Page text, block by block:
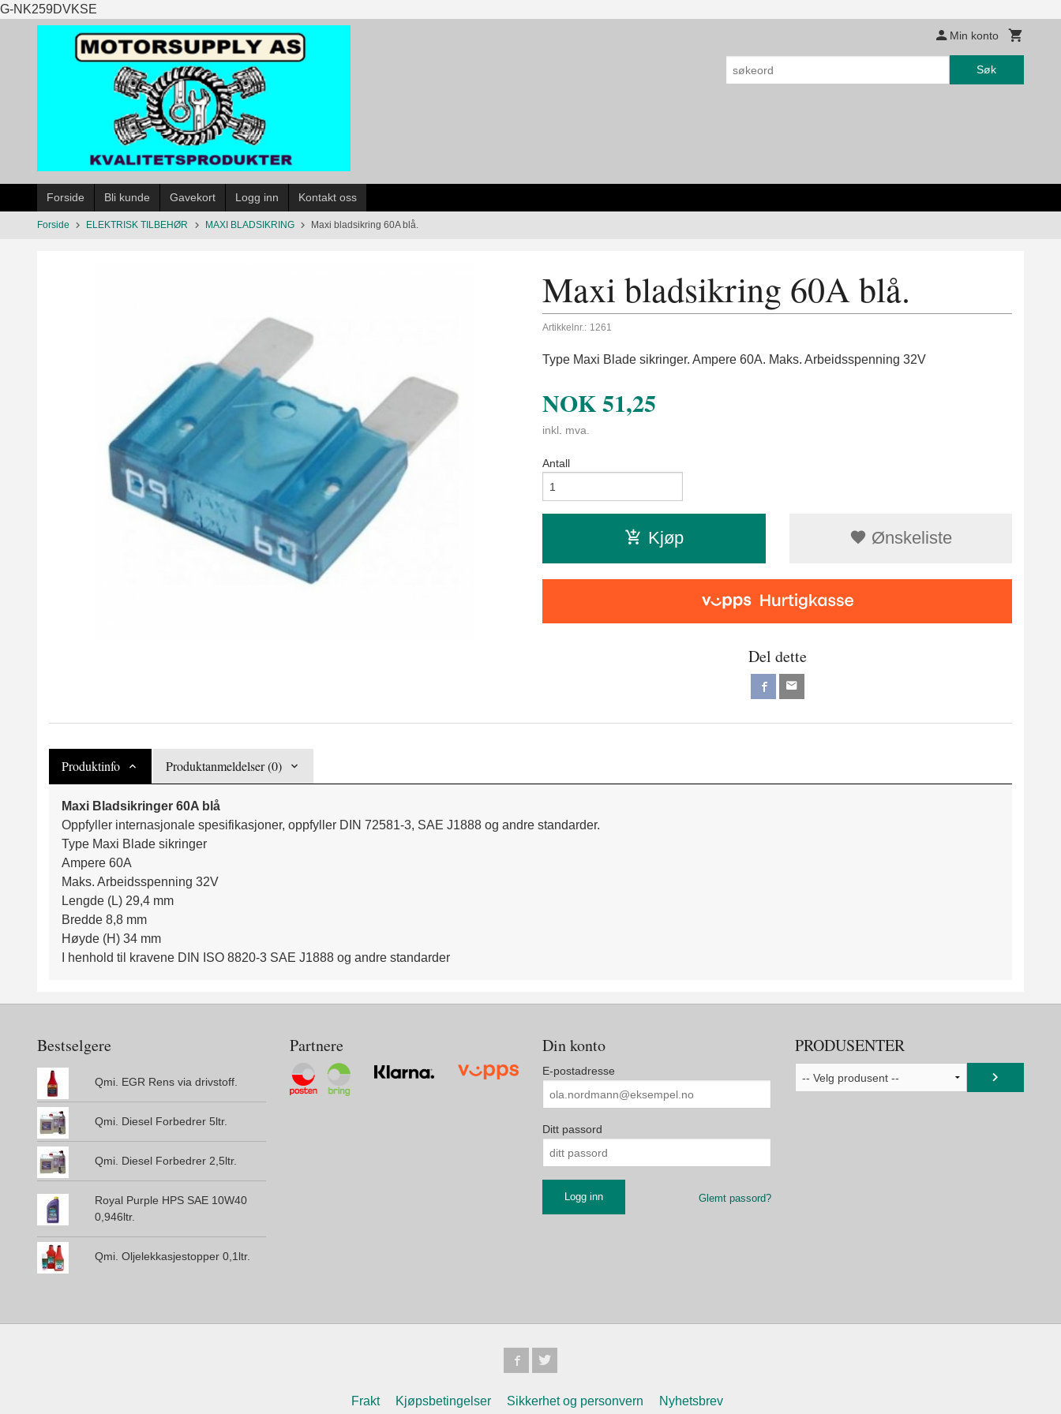
G-NK259DVKSE
til
innholdet
Min konto
Søk
Forside Bli kunde Gavekort Logg inn Kontakt oss
Forside ELEKTRISK TILBEHØR MAXI BLADSIKRING Maxi bladsikring 60A blå.
Maxi bladsikring 60A blå.
Artikkelnr.: 1261
Type Maxi Blade sikringer. Ampere 60A. Maks. Arbeidsspenning 32V
NOK51,25
inkl. mva.
Antall
Kjøp Ønskeliste
Del dette
Produktinfo Produktanmeldelser (0)
Maxi Bladsikringer 60A blå
Oppfyller internasjonale spesifikasjoner, oppfyller DIN 72581-3, SAE J1888 og andre standarder.
Type Maxi Blade sikringer
Ampere 60A
Maks. Arbeidsspenning 32V
Lengde (L) 29,4 mm
Bredde 8,8 mm
Høyde (H) 34 mm
I henhold til kravene DIN ISO 8820-3 SAE J1888 og andre standarder
Bestselgere
Qmi. EGR Rens via drivstoff.
Qmi. Diesel Forbedrer 5ltr.
Qmi. Diesel Forbedrer 2,5ltr.
Royal Purple HPS SAE 10W40
0,946ltr.
Qmi. Oljelekkasjestopper 0,1ltr.
Partnere Din konto
E-postadresse
Ditt passord
Glemt passord?
PRODUSENTER
Frakt Kjøpsbetingelser Sikkerhet og personvern Nyhetsbrev